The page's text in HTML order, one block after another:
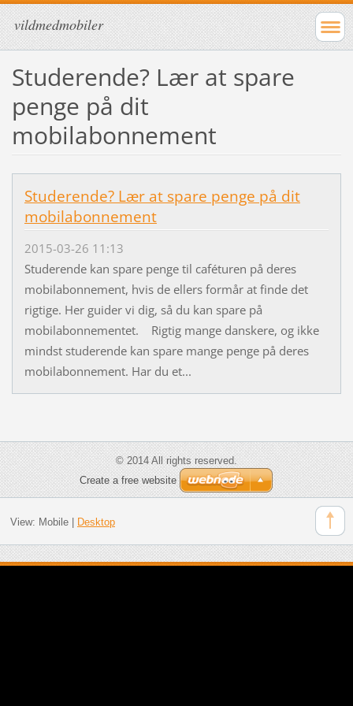
vildmedmobiler
Studerende? Lær at spare
penge på dit
mobilabonnement
Studerende? Lær at spare penge på dit
mobilabonnement
2015-03-26 11:13
Studerende kan spare penge til caféturen på deres
mobilabonnement, hvis de ellers formår at finde det
rigtige. Her guider vi dig, så du kan spare på
mobilabonnementet. Rigtig mange danskere, og ikke
mindst studerende kan spare mange penge på deres
mobilabonnement. Har du et...
© 2014 All rights reserved.
Create a free website
View: Mobile| Desktop